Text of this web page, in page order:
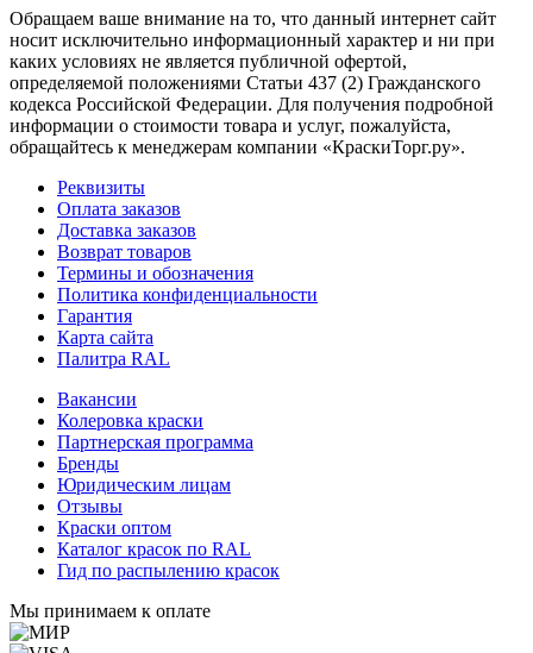
Обращаем ваше внимание на то, что данный интернет сайт
носит исключительно информационный характер и ни при
каких условиях не является публичной офертой,
определяемой положениями Статьи 437 (2) Гражданского
кодекса Российской Федерации. Для получения подробной
информации о стоимости товара и услуг, пожалуйста,
обращайтесь к менеджерам компании «КраскиТорг.ру».
Реквизиты
Оплата заказов
Доставка заказов
Возврат товаров
Термины и обозначения
Политика конфиденциальности
Гарантия
Карта сайта
Палитра RAL
Вакансии
Колеровка краски
Партнерская программа
Бренды
Юридическим лицам
Отзывы
Краски оптом
Каталог красок по RAL
Гид по распылению красок
Мы принимаем к оплате